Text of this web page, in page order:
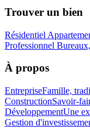
Trouver un bien
Résidentiel
Professionnel
À propos
EntrepriseFamille,
ConstructionSavoir-
DéveloppementUne
Gestion